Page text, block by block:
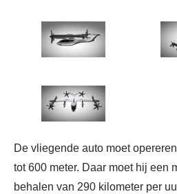
De vliegende auto moet
tot 600 meter. Daar moet hij een
behalen van 290 kilometer per